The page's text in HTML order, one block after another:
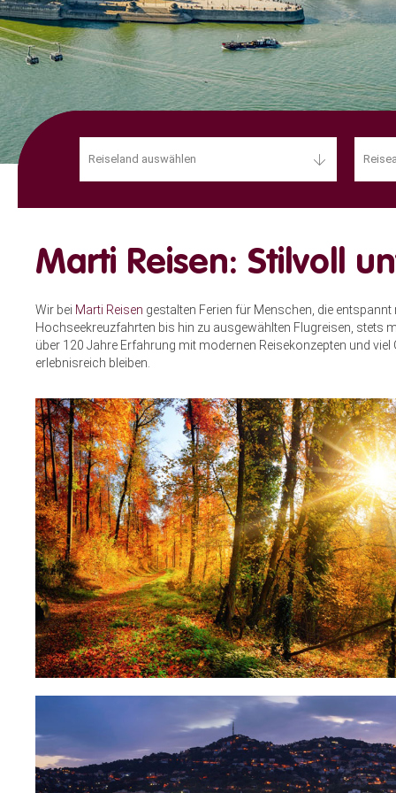
Reiseland auswählen
Marti Reisen: Stilvoll
Wir bei Marti Reisen gestalten Ferien für Menschen, die
Hochseekreuzfahrten bis hin zu ausgewählten Flugreisen, stets
über 120 Jahre Erfahrung mit modernen Reisekonzepten und
erlebnisreich bleiben.